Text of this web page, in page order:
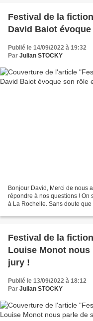
Festival de la
David Baiot
Publié le 14/09/2022 à 19:32
Par Julian STOCKY
Bonjour David, Merci de nous
répondre à nos questions ! On
à La Rochelle. Sans doute
Festival de la
Louise Monot nous
jury !
Publié le 13/09/2022 à 18:12
Par Julian STOCKY